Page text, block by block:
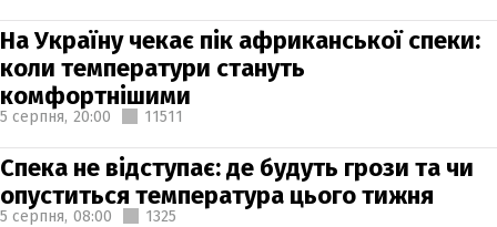
На Україну чекає пік африканської спеки:
коли температури стануть
комфортнішими
5 серпня, 20:00 11511
Спека не відступає: де будуть грози та чи
опуститься температура цього тижня
5 серпня, 08:00 1325